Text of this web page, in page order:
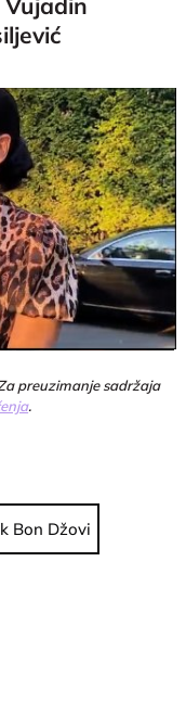
preuzimanje sadržaja
.
Bon Džovi